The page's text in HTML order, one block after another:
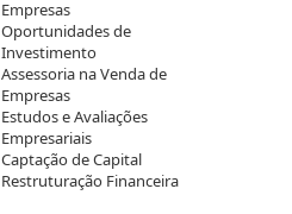
Empresas
Oportunidades de
Investimento
Assessoria na Venda de
Empresas
Estudos e Avaliações
Empresariais
Captação de Capital
Restruturação Financeira